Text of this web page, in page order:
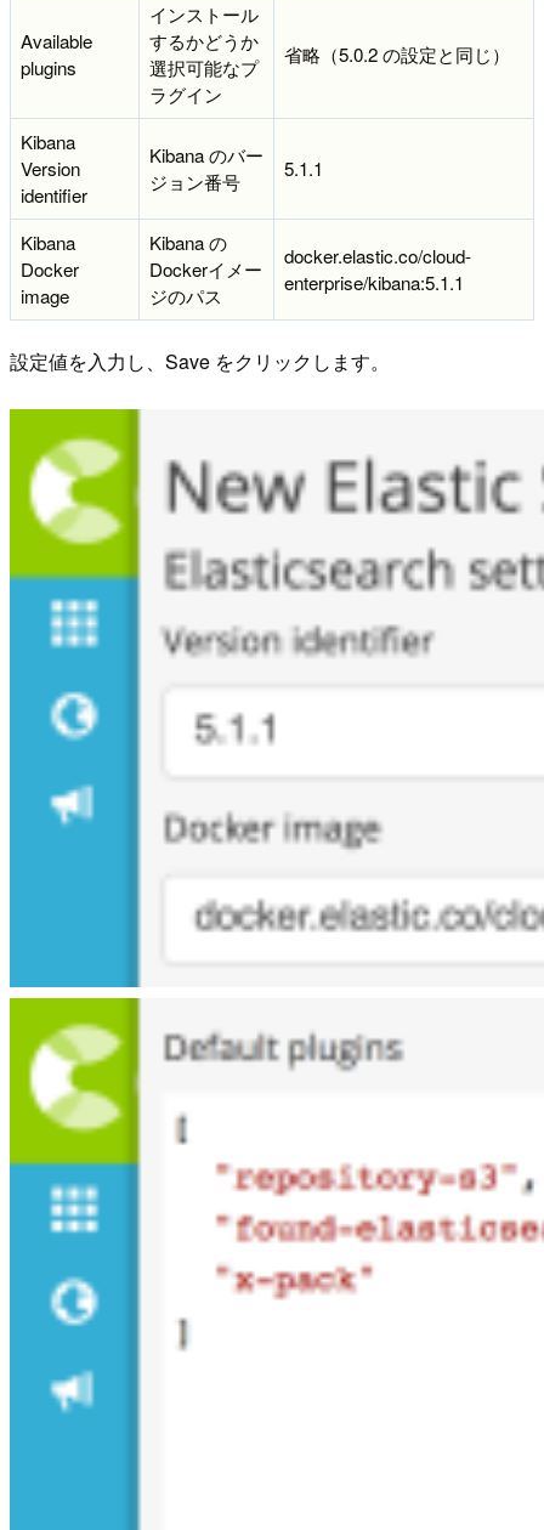
Available
plugins
インストール
するかどうか
選択可能なプ
ラグイン
省略（5.0.2 の設定と同じ）
Kibana
Version
identifier
Kibana のバー
ジョン番号
5.1.1
Kibana
Docker
image
Kibana の
Dockerイメー
ジのパス
docker.elastic.co/cloud-
enterprise/kibana:5.1.1
設定値を入力し、Save をクリックします。